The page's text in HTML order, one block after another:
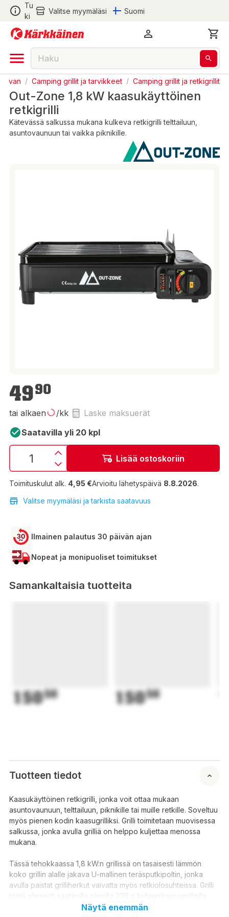
Tu
ki
Valitse myymäläsi Suomi
/ Camping grillit ja tarvikkeet / Camping grillit ja retkigrillit
Out-Zone 1,8 kW kaasukäyttöinen
retkigrilli
Kätevässä salkussa mukana kulkeva retkigrilli telttailuun,
asuntovaunuun tai vaikka piknikille.
4990
tai alkaen /kk
Laske maksuerät
Saatavilla yli 20 kpl
Lisää ostoskoriin
Toimituskulut alk. 4,95 €Arvioitu lähetyspäivä 8.8.2026.
Valitse myymäläsi ja tarkista saatavuus
Ilmainen palautus 30 päivän ajan
Nopeat ja monipuoliset toimitukset
Samankaltaisia tuotteita
15050 15050
Tuotteen tiedot
Kaasukäyttöinen retkigrilli, jonka voit ottaa mukaan
asuntovaunuun, telttailuun, piknikille tai muille retkille. Soveltuu
myös pienen kodin kaasugrilliksi. Grilli toimitetaan muovisessa
salkussa, jonka avulla grilliä on helppo kuljettaa menossa
mukana.
Tässä tehokkaassa 1,8 kW:n grillissä on tasaisesti lämmön
koko grillin alalle jakava U-mallinen teräsputkipoltin, jonka
avulla paistat grilliherkut vaivatta myös retkiolosuhteissa. Grilli
toimii yleisesti saatavilla olevilla 220 g butaanikaasupulloilla.
Näytä enemmän